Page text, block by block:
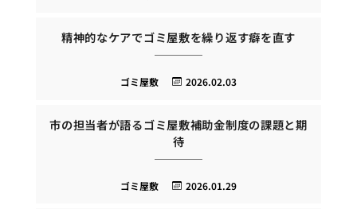
精神的なケアでゴミ屋敷を繰り返す癖を直す
2026.02.03
ゴミ屋敷
市の担当者が語るゴミ屋敷補助金制度の課題と期
待
2026.01.29
ゴミ屋敷